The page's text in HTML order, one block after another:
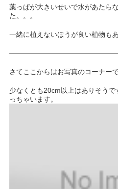
葉っぱが大きいせいで水があたら
た。。。
一緒に植えないほうが良い植物も
さてここからはお写真のコーナーで
少なくとも20cm以上はありそう
っちゃいます。